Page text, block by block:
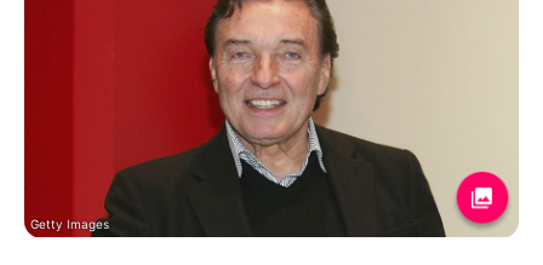
Stars
Filme & Serien
Lifestyle
Familie & Liebe
Getty Images